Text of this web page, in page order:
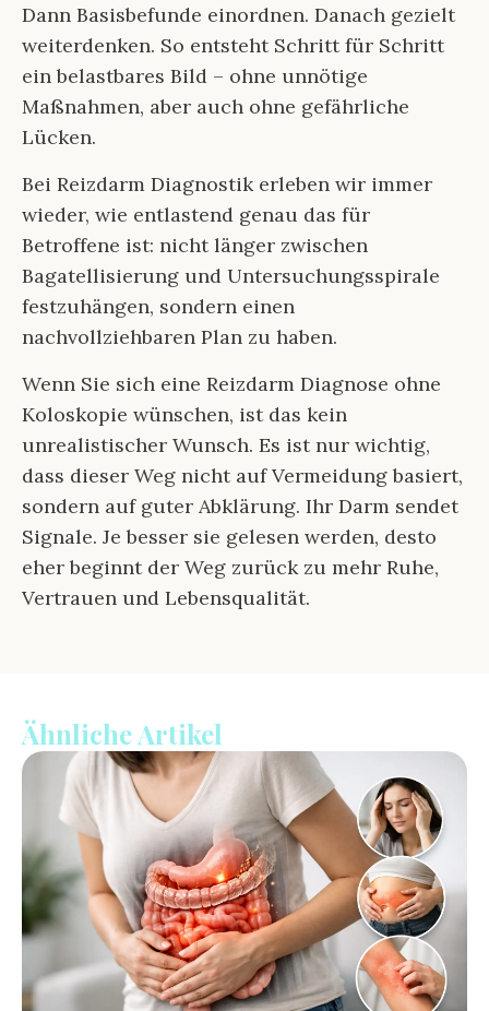
Dann Basisbefunde einordnen. Danach gezielt
weiterdenken. So entsteht Schritt für Schritt
ein belastbares Bild – ohne unnötige
Maßnahmen, aber auch ohne gefährliche
Lücken.
Bei Reizdarm Diagnostik erleben wir immer
wieder, wie entlastend genau das für
Betroffene ist: nicht länger zwischen
Bagatellisierung und Untersuchungsspirale
festzuhängen, sondern einen
nachvollziehbaren Plan zu haben.
Wenn Sie sich eine Reizdarm Diagnose ohne
Koloskopie wünschen, ist das kein
unrealistischer Wunsch. Es ist nur wichtig,
dass dieser Weg nicht auf Vermeidung basiert,
sondern auf guter Abklärung. Ihr Darm sendet
Signale. Je besser sie gelesen werden, desto
eher beginnt der Weg zurück zu mehr Ruhe,
Vertrauen und Lebensqualität.
Ähnliche Artikel